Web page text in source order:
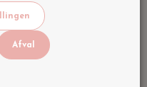
Afval